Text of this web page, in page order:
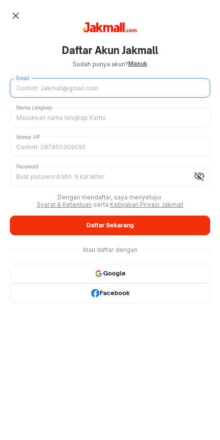
close
Daftar Akun Jakmall
Sudah punya akun?Masuk
Email
Nama Lengkap
Nomor HP
visibility_off
Password
Dengan mendaftar, saya menyetujui
Syarat & Ketentuan serta Kebijakan Privasi Jakmall
Daftar Sekarang
Atau daftar dengan
Google
Facebook